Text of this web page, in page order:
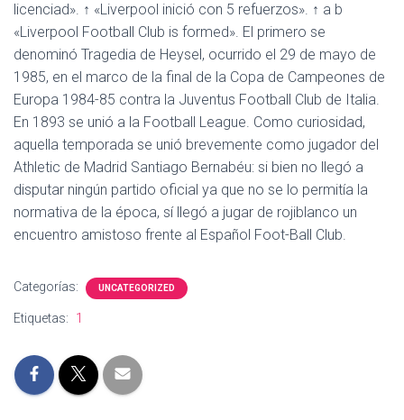
licenciad». ↑ «Liverpool inició con 5 refuerzos». ↑ a b
«Liverpool Football Club is formed». El primero se
denominó Tragedia de Heysel, ocurrido el 29 de mayo de
1985, en el marco de la final de la Copa de Campeones de
Europa 1984-85 contra la Juventus Football Club de Italia.
En 1893 se unió a la Football League. Como curiosidad,
aquella temporada se unió brevemente como jugador del
Athletic de Madrid Santiago Bernabéu: si bien no llegó a
disputar ningún partido oficial ya que no se lo permitía la
normativa de la época, sí llegó a jugar de rojiblanco un
encuentro amistoso frente al Español Foot-Ball Club.
Categorías: UNCATEGORIZED
Etiquetas: 1